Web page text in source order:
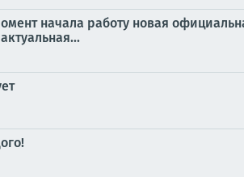
начала работу новая